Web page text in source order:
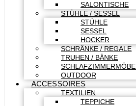
SALONTISCHE
STÜHLE / SESSEL
STÜHLE
SESSEL
HOCKER
SCHRÄNKE / REGALE
TRUHEN / BÄNKE
OUTDOOR
ACCESSOIRES
TEXTILIEN
TEPPICHE